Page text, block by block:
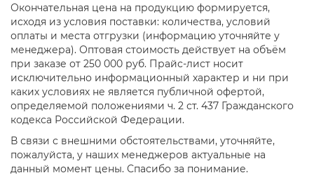
Окончательная цена на продукцию формируется,
исходя из условия поставки: количества, условий
оплаты и места отгрузки (информацию уточняйте у
менеджера). Оптовая стоимость действует на объём
при заказе от 250 000 руб. Прайс-лист носит
исключительно информационный характер и ни при
каких условиях не является публичной офертой,
определяемой положениями ч. 2 ст. 437 Гражданского
кодекса Российской Федерации.
В связи с внешними обстоятельствами, уточняйте,
пожалуйста, у наших менеджеров актуальные на
данный момент цены. Спасибо за понимание.